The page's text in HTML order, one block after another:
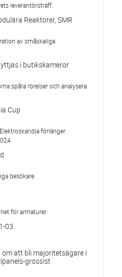
leverantörsträff.
Reaktorer, SMR
av småskaliga
i butikskameror
spåra rörelser och analysera
Cup
förlänger
besökare.
för armaturer
03
att bli majoritetsägare i
grossist